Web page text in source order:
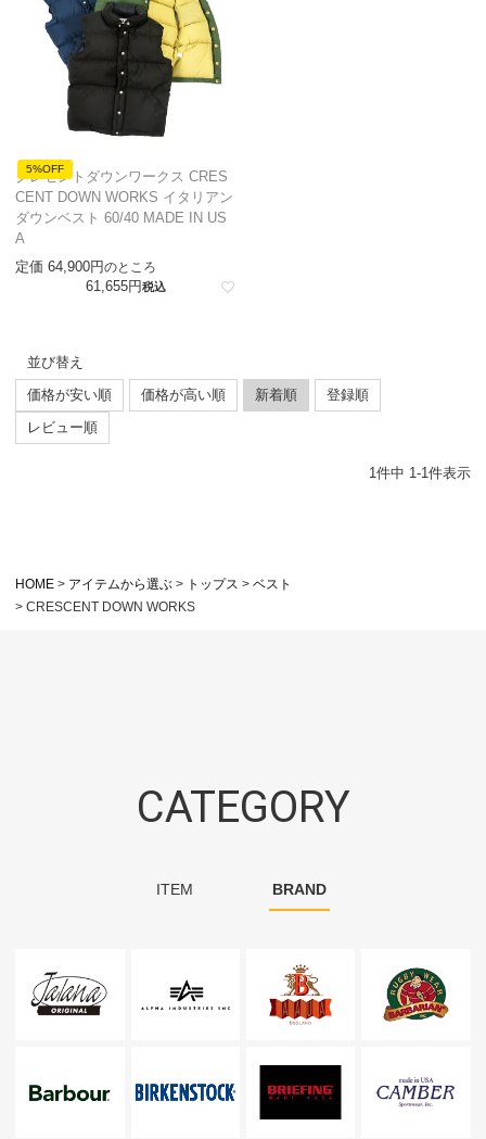
5%OFF
クレセントダウンワークス CRES
CENT DOWN WORKS イタリアン
ダウンベスト 60/40 MADE IN US
A
定価 64,900 のところ
61,655 税込
並び替え
価格が安い順
価格が高い順 新着順
登録順
レビュー順
1 件中 1 -1 件表示
HOME アイテムから選ぶ トップス
ベスト
CRESCENT DOWN WORKS
CATEGORY
ITEM BRAND